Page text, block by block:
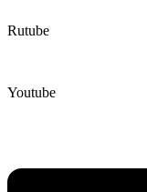
Rutube
Youtube